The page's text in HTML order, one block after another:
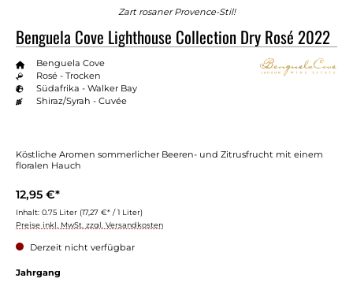
Zart rosaner Provence-Stil!
Benguela Cove Lighthouse Collection Dry Rosé 2022
Benguela Cove
Rosé - Trocken
Südafrika - Walker Bay
Shiraz/Syrah - Cuvée
Köstliche Aromen sommerlicher Beeren- und Zitrusfrucht mit einem
floralen Hauch
12,95 €*
Inhalt: 0.75 Liter (17,27 €* / 1 Liter)
Preise inkl. MwSt. zzgl. Versandkosten
Derzeit nicht verfügbar
Jahrgang